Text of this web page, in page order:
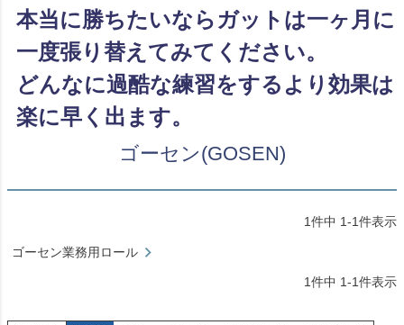
本当に勝ちたいならガットは一ヶ月に
一度張り替えてみてください。
どんなに過酷な練習をするより効果は
楽に早く出ます。
ゴーセン(GOSEN)
1件中 1-1件表示
ゴーセン業務用ロール
1件中 1-1件表示